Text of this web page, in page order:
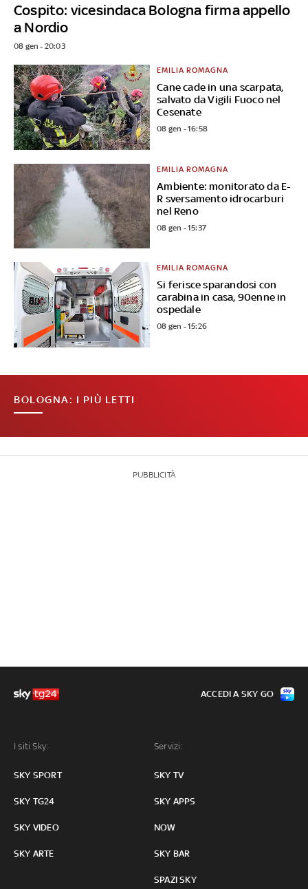
Cospito: vicesindaca Bologna firma appello
a Nordio
08 gen - 20:03
Cane cade in una scarpata,
salvato da Vigili Fuoco nel
Cesenate
EMILIA ROMAGNA
08 gen - 16:58
Ambiente: monitorato da E-
R sversamento idrocarburi
nel Reno
EMILIA ROMAGNA
08 gen - 15:37
Si ferisce sparandosi con
carabina in casa, 90enne in
ospedale
EMILIA ROMAGNA
08 gen - 15:26
BOLOGNA: I PIÙ LETTI
PUBBLICITÀ
I siti Sky:
SKY SPORT
SKY TG24
SKY VIDEO
SKY ARTE
Servizi:
SKY TV
SKY APPS
NOW
SKY BAR
SPAZI SKY
ACCEDI A SKY GO